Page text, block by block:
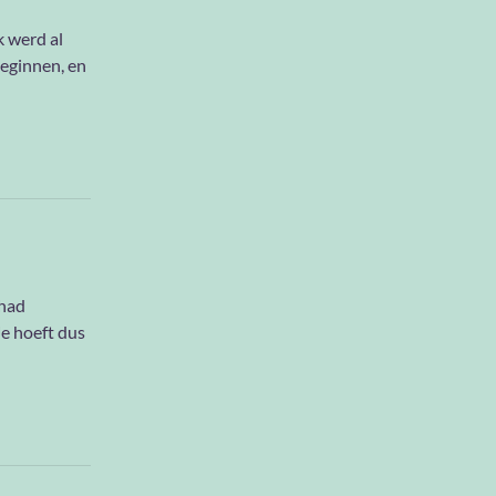
werd al
en
hoeft dus